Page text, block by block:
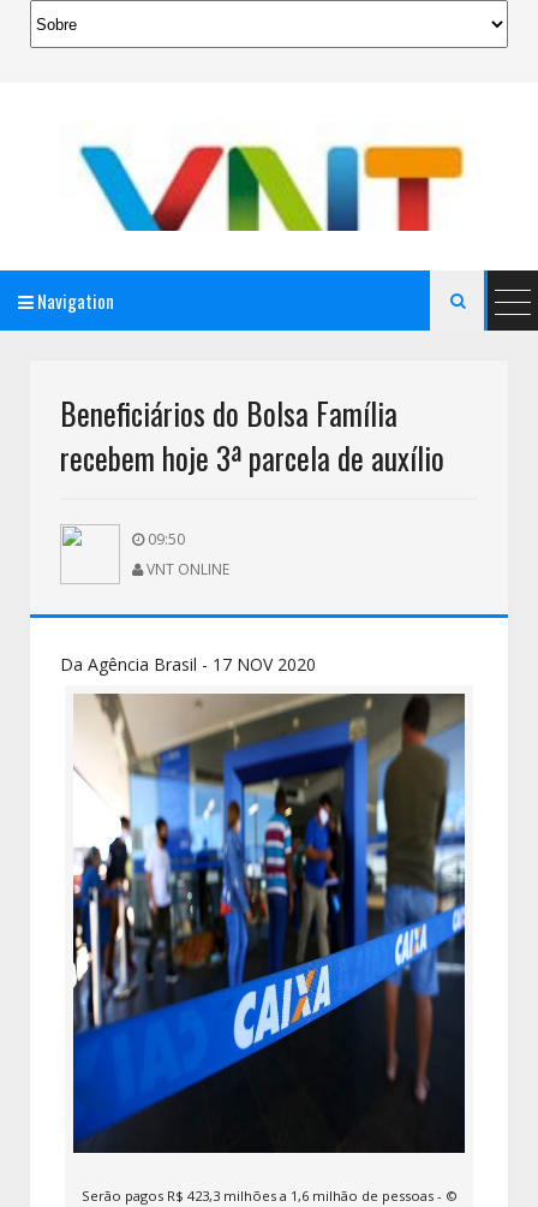
Navigation 
Beneficiários do Bolsa Família
recebem hoje 3ª parcela de auxílio
09:50
VNT ONLINE
Da Agência Brasil - 17 NOV 2020
Serão pagos R$ 423,3 milhões a 1,6 milhão de pessoas - ©